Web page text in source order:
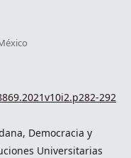
292
Democracia y
Universitarias